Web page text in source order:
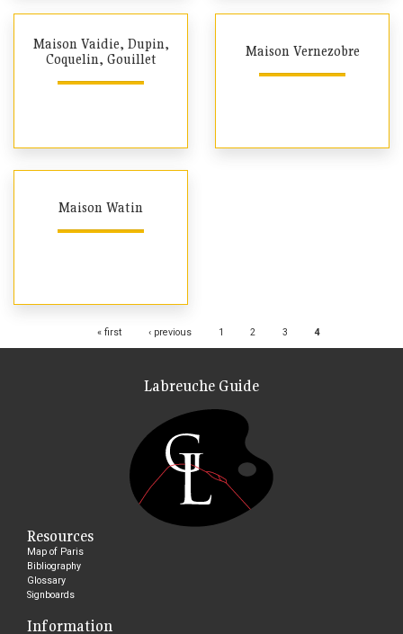
Maison Vaidie, Dupin,
Coquelin, Gouillet
Maison Vernezobre
Maison Watin
« first ‹ previous 1 2 3 4
Labreuche Guide
Resources
Map of Paris
Bibliography
Glossary
Signboards
Information